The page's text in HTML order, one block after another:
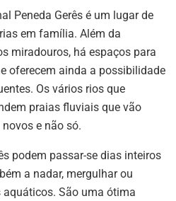
Peneda Gerês é um lugar de
em família. Além da
miradouros, há espaços para
oferecem ainda a possibilidade
Os vários rios que
praias fluviais que vão
e não só.
podem passar-se dias inteiros
a nadar, mergulhar ou
São uma ótima